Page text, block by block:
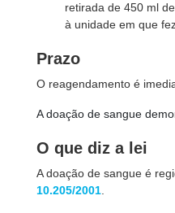
retirada de 450 ml
à unidade em que
Prazo
O reagendamento é
A doação de sangue
O que diz a lei
A doação de sangue é
10.205/2001